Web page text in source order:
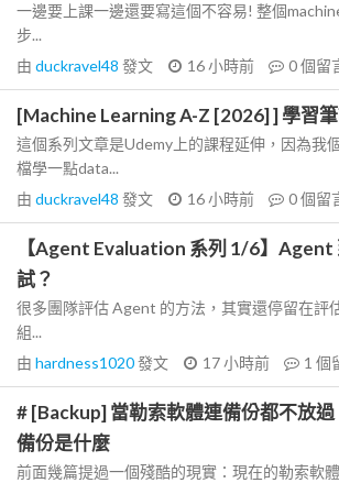
一邊要上課一邊還要寫這個不容易! 整個
步...
由 duckravel48 發文 16 小時前 0個留
[Machine Learning A-Z [2026] ] 學習
這個系列文章是Udemy上的課程延伸，因為我
檔學一點data...
由 duckravel48 發文 16 小時前 0個留
【Agent Evaluation 系列 1/6】Agent
試？
很多團隊評估 Agent 的方法，其實還停留在評
組...
由 hardness1020發文 17 小時前 1 個
# [Backup] 當勒索軟體連備份都不放
備份是什麼
前面幾篇提過一個殘酷的現實：現在的勒索軟